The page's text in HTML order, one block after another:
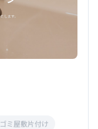
ゴミ屋敷片付け